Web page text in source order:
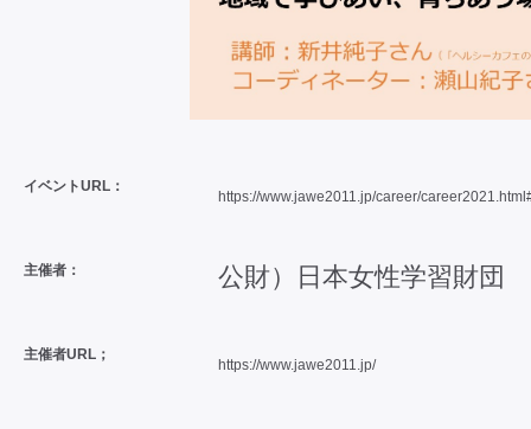
イベントURL：
https://www.jawe2011.jp/career/
主催者： 公財）日本女性学習財団
主催者URL；
https://www.jawe2011.jp/